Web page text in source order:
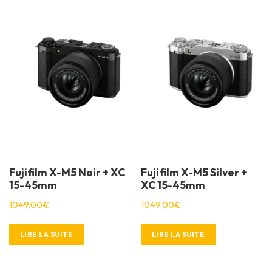
Fujifilm X-M5 Noir + XC
15-45mm
1049,00€
LIRE LA SUITE
Fujifilm X-M5 Silver +
XC 15-45mm
1049,00€
LIRE LA SUITE